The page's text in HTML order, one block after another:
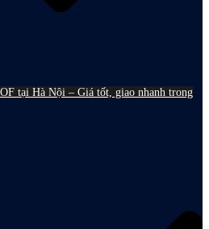
tại Hà Nội – Giá tốt, giao nhanh trong